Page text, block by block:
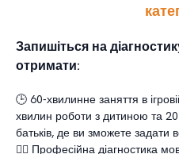
Запишіться на
отримати:
🕒 60-хвилинне заняття в
хвилин роботи з дитиною та 20
батьків, де ви зможете задати
🧑‍⚕️ Професійна діагностика